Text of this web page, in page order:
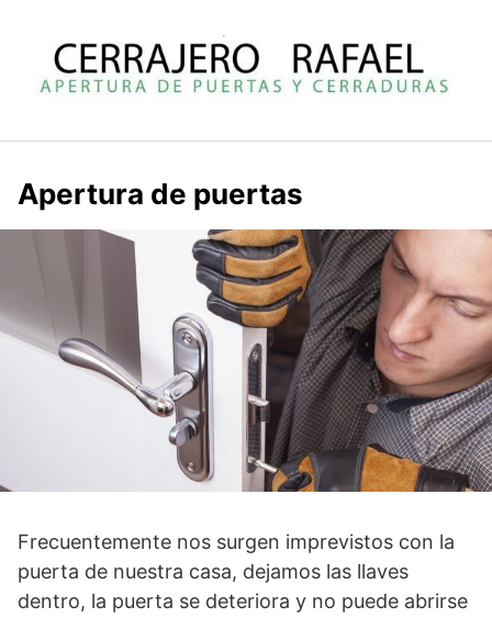
contenido
Apertura de puertas
Frecuentemente nos surgen imprevistos con la
puerta de nuestra casa, dejamos las llaves
dentro, la puerta se deteriora y no puede abrirse